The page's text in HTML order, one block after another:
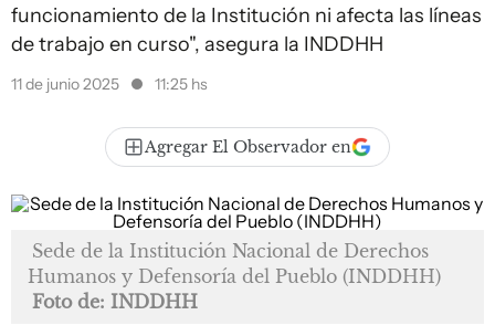
funcionamiento de la Institución ni afecta las líneas
de trabajo en curso", asegura la INDDHH
11 de junio 2025 11:25 hs
Agregar El Observador en
Sede de la Institución Nacional de Derechos
Humanos y Defensoría del Pueblo (INDDHH)
Foto de: INDDHH